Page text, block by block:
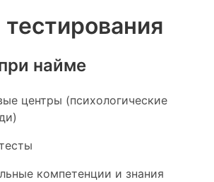
найме
центры (психологические
компетенции и знания